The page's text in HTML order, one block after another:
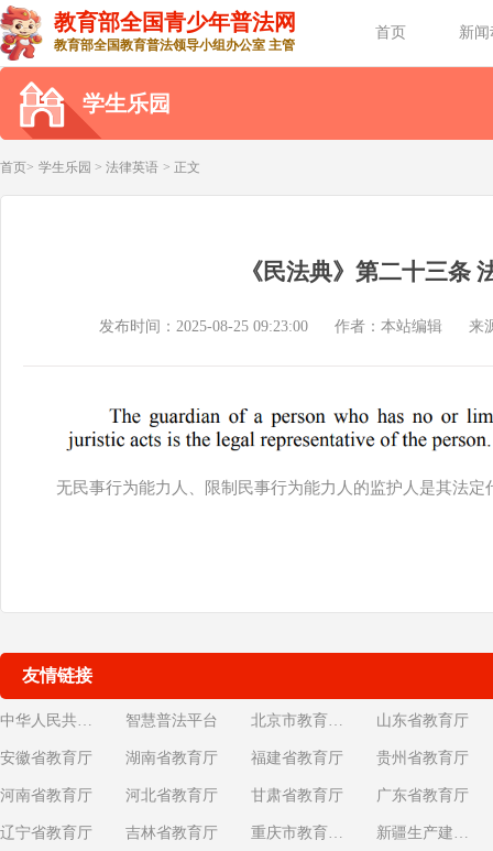
教育部全国青少年普法网
教育部全国教育普法领导小组办公室 主管
首页 新
学生乐园
首页> 学生乐园 > 法律英语 > 正文
《民法典》第二十三条
发布时间：2025-08-25 09:23:00 作者：本站编辑 来
无民事行为能力人、限制民事行为能力人的监护人是其法定
友情链接
智慧普法平台 山东省教育厅
安徽省教育厅 湖南省教育厅 福建省教育厅 贵州省教育厅
河南省教育厅 河北省教育厅 甘肃省教育厅 广东省教育厅
辽宁省教育厅 吉林省教育厅